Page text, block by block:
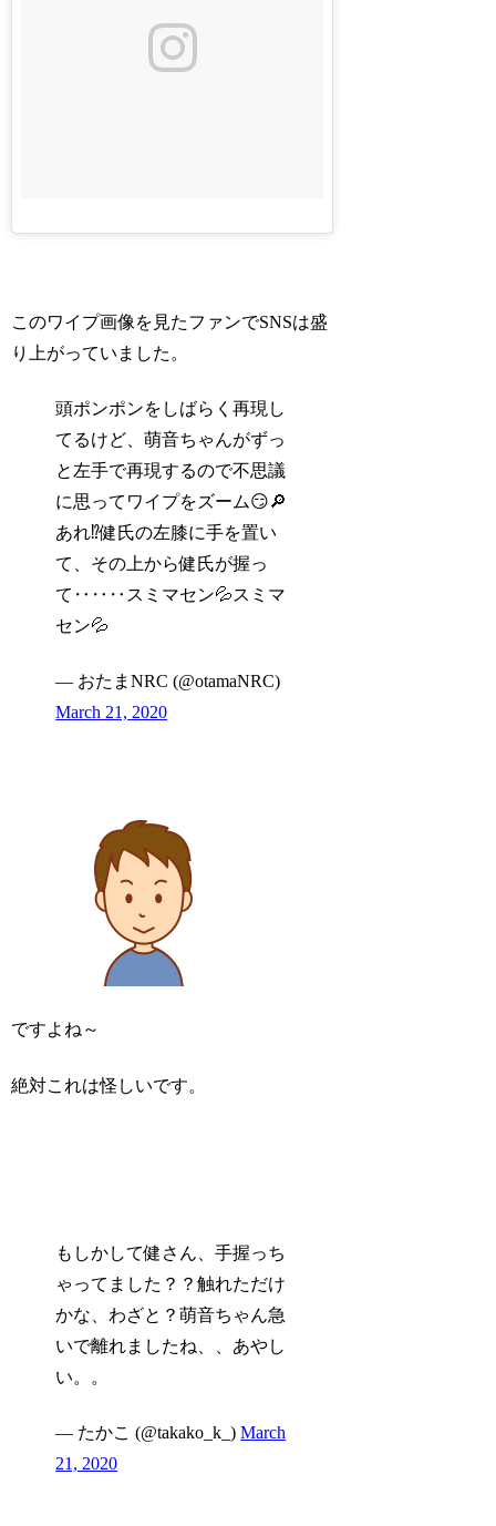
このワイプ画像を見たファンでSNSは盛
り上がっていました。
頭ポンポンをしばらく再現し
てるけど、萌音ちゃんがずっ
と左手で再現するので不思議
に思ってワイプをズーム😏🔎
あれ⁉健氏の左膝に手を置い
て、その上から健氏が握っ
て‥‥‥スミマセン💦スミマ
セン💦
— おたまNRC (@otamaNRC)
March 21, 2020
ですよね～
絶対これは怪しいです。
もしかして健さん、手握っち
ゃってました？？触れただけ
かな、わざと？萌音ちゃん急
いで離れましたね、、あやし
い。。
— たかこ (@takako_k_)March
21, 2020